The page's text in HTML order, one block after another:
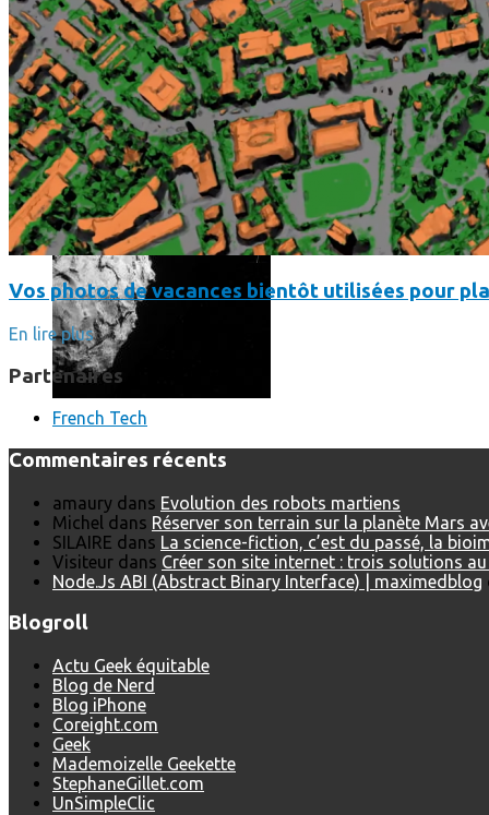
Les dernières photos envoyées par Rosetta avant son crash
Vos photos de vacances bientôt utilisées pour
En lire plus
Partenaires
French Tech
Commentaires récents
amaury dans Evolution des robots martiens
Michel dans Réserver son terrain sur la planète Mars
SILAIRE dans La science-fiction, c’est du passé, la
Visiteur dans Créer son site internet : trois solutions au
Node.Js ABI (Abstract Binary Interface) | maximedblog
Blogroll
Actu Geek équitable
Blog de Nerd
Blog iPhone
Coreight.com
Geek
Mademoizelle Geekette
StephaneGillet.com
UnSimpleClic